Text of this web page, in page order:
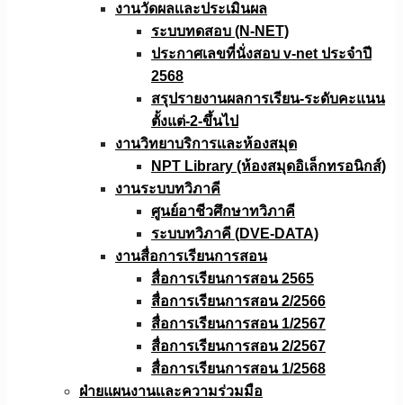
งานวัดผลเเละประเมินผล
ระบบทดสอบ (N-NET)
ประกาศเลขที่นั่งสอบ v-net ประจำปี
2568
สรุปรายงานผลการเรียน-ระดับคะแนน
ตั้งแต่-2-ขึ้นไป
งานวิทยาบริการเเละห้องสมุด
NPT Library (ห้องสมุดอิเล็กทรอนิกส์)
งานระบบทวิภาคี
ศูนย์อาชีวศึกษาทวิภาคี
ระบบทวิภาคี (DVE-DATA)
งานสื่อการเรียนการสอน
สื่อการเรียนการสอน 2565
สื่อการเรียนการสอน 2/2566
สื่อการเรียนการสอน 1/2567
สื่อการเรียนการสอน 2/2567
สื่อการเรียนการสอน 1/2568
ฝ่ายแผนงานเเละความร่วมมือ